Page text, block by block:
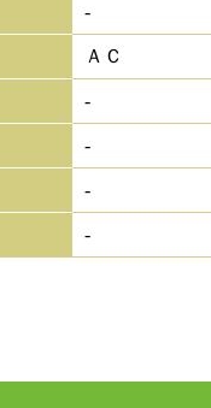
-
ＡＣ
-
-
-
-